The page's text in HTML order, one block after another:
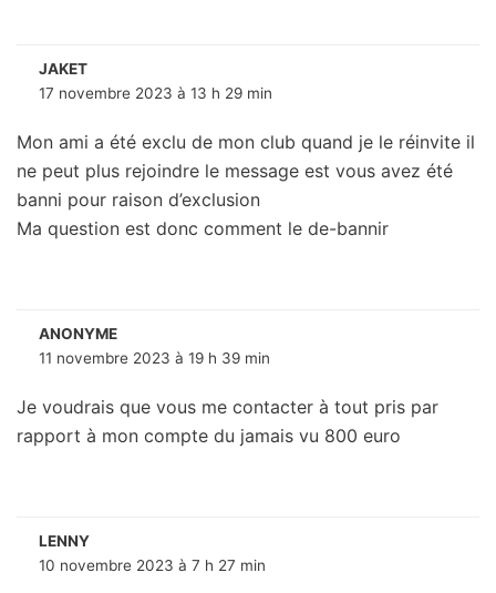
JAKET
17 novembre 2023 à 13 h 29 min
Mon ami a été exclu de mon club quand je le réinvite il
ne peut plus rejoindre le message est vous avez été
banni pour raison d’exclusion
Ma question est donc comment le de-bannir
ANONYME
11 novembre 2023 à 19 h 39 min
Je voudrais que vous me contacter à tout pris par
rapport à mon compte du jamais vu 800 euro
LENNY
10 novembre 2023 à 7 h 27 min